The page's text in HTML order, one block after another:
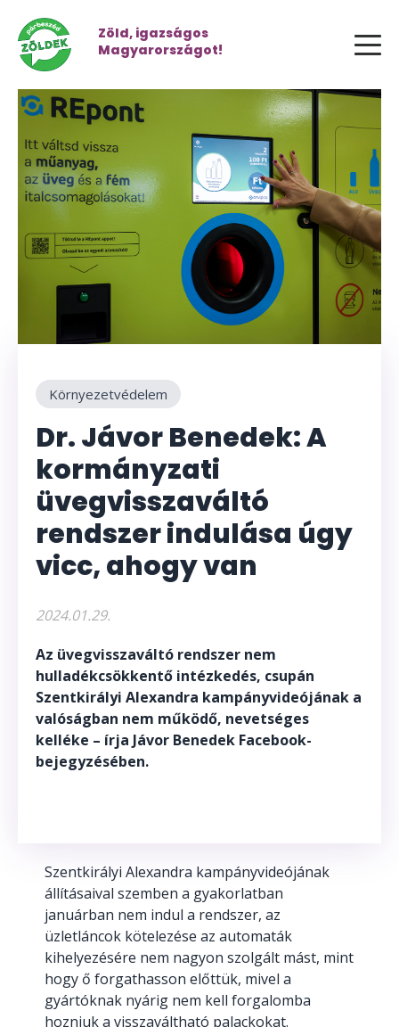
Zöld, igazságos
Magyarországot!
Környezetvédelem
Dr. Jávor Benedek: A
kormányzati
üvegvisszaváltó
rendszer indulása úgy
vicc, ahogy van
2024.01.29.
Az üvegvisszaváltó rendszer nem
hulladékcsökkentő intézkedés, csupán
Szentkirályi Alexandra kampányvideójának a
valóságban nem működő, nevetséges
kelléke – írja Jávor Benedek Facebook-
bejegyzésében.
Szentkirályi Alexandra kampányvideójának
állításaival szemben a gyakorlatban
januárban nem indul a rendszer, az
üzletláncok kötelezése az automaták
kihelyezésére nem nagyon szolgált mást, mint
hogy ő forgathasson előttük, mivel a
gyártóknak nyárig nem kell forgalomba
hozniuk a visszaváltható palackokat.